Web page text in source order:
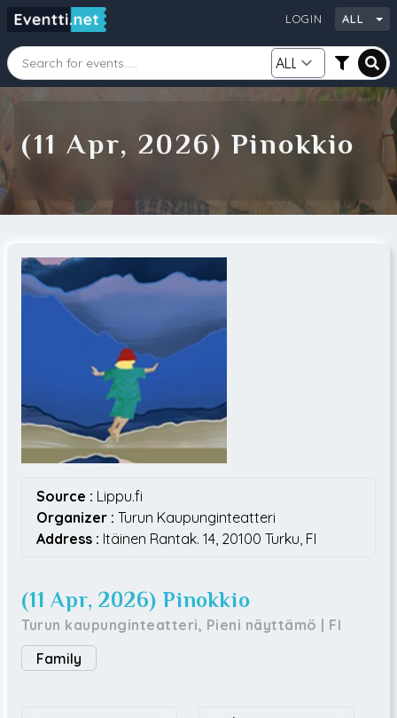
Category
Source
LOGIN ALL
(11 Apr, 2026) Pinokkio
Source : Lippu.fi
Organizer : Turun Kaupunginteatteri
Address : Itäinen Rantak. 14, 20100 Turku, FI
(11 Apr, 2026) Pinokkio
Turun kaupunginteatteri, Pieni näyttämö
FI
Family